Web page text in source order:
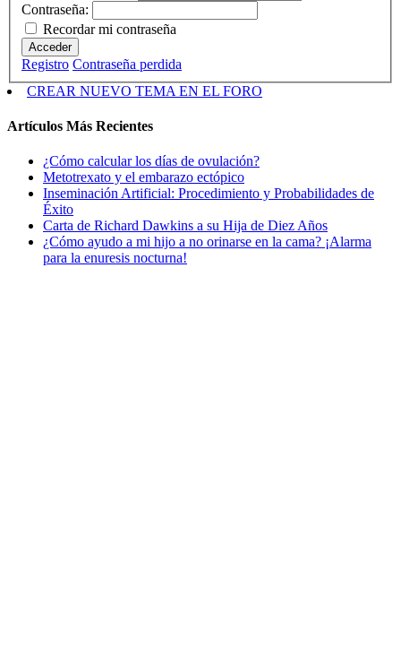
Contraseña:
Recordar mi contraseña
Acceder
Registro Contraseña perdida
CREAR NUEVO TEMA EN EL FORO
Artículos Más Recientes
¿Cómo calcular los días de ovulación?
Metotrexato y el embarazo ectópico
Inseminación Artificial: Procedimiento y Probabilidades de
Éxito
Carta de Richard Dawkins a su Hija de Diez Años
¿Cómo ayudo a mi hijo a no orinarse en la cama? ¡Alarma
para la enuresis nocturna!